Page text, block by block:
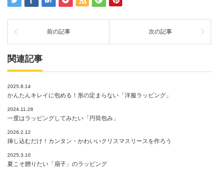
前の記事 次の記事
関連記事
2025.8.14
かんたんキレイに包める！形の定まらない「洋服ラッピング」
2024.11.28
一度はラッピングしてみたい「円筒包み」
2026.2.12
挿し込むだけ！カンタン・かわいいクリスマスリースを作ろう
2025.3.10
夏こそ贈りたい「扇子」のラッピング